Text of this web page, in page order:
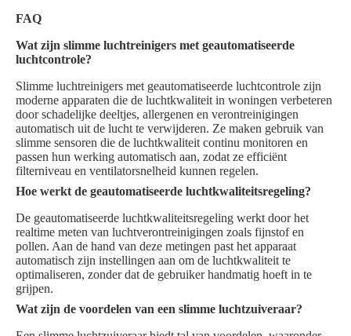
FAQ
Wat zijn slimme luchtreinigers met geautomatiseerde
luchtcontrole?
Slimme luchtreinigers met geautomatiseerde luchtcontrole zijn
moderne apparaten die de luchtkwaliteit in woningen verbeteren
door schadelijke deeltjes, allergenen en verontreinigingen
automatisch uit de lucht te verwijderen. Ze maken gebruik van
slimme sensoren die de luchtkwaliteit continu monitoren en
passen hun werking automatisch aan, zodat ze efficiënt
filterniveau en ventilatorsnelheid kunnen regelen.
Hoe werkt de geautomatiseerde luchtkwaliteitsregeling?
De geautomatiseerde luchtkwaliteitsregeling werkt door het
realtime meten van luchtverontreinigingen zoals fijnstof en
pollen. Aan de hand van deze metingen past het apparaat
automatisch zijn instellingen aan om de luchtkwaliteit te
optimaliseren, zonder dat de gebruiker handmatig hoeft in te
grijpen.
Wat zijn de voordelen van een slimme luchtzuiveraar?